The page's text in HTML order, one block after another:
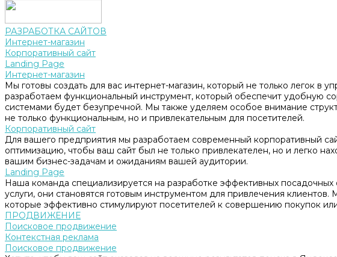
РАЗРАБОТКА САЙТОВ
Интернет-магазин
Корпоративный сайт
Landing Page
Интернет-магазин
Мы готовы создать для вас интернет-магазин, который не только легок
разработаем функциональный инструмент, который обеспечит удобную
системами будет безупречной. Мы также уделяем особое внимание
не только функциональным, но и привлекательным для посетителей.
Корпоративный сайт
Для вашего предприятия мы разработаем современный корпоративный
оптимизацию, чтобы ваш сайт был не только привлекателен, но и легко
вашим бизнес-задачам и ожиданиям вашей аудитории.
Landing Page
Наша команда специализируется на разработке эффективных
услуги, они становятся готовым инструментом для привлечения
которые эффективно стимулируют посетителей к совершению покупок
ПРОДВИЖЕНИЕ
Поисковое продвижение
Контекстная реклама
Поисковое продвижение